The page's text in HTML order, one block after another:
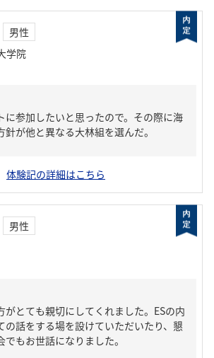
男性
学院
に参加したいと思ったので。その際に海
が他と異なる大林組を選んだ。
体験記の詳細はこちら
男性
がとても親切にしてくれました。ESの内
の話をする場を設けていただいたり、懇
もお世話になりました。